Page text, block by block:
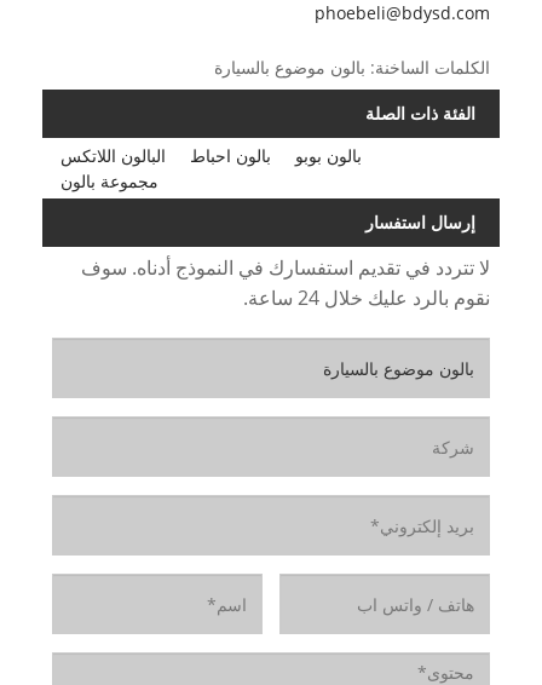
phoebeli@bdysd.com
الكلمات الساخنة: بالون موضوع بالسيارة
الفئة ذات الصلة
البالون اللاتكس
بالون احباط
بالون بوبو
مجموعة بالون
إرسال استفسار
لا تتردد في تقديم استفسارك في النموذج أدناه. سوف
نقوم بالرد عليك خلال 24 ساعة.